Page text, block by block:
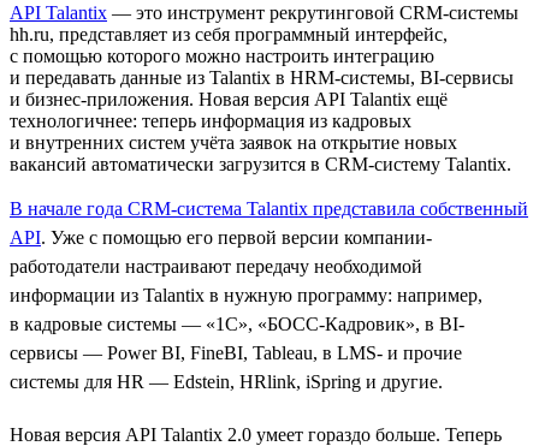
API Talantix — это инструмент рекрутинговой СRM-системы
hh.ru, представляет из себя программный интерфейс,
с помощью которого можно настроить интеграцию
и передавать данные из Talantix в HRM-системы, BI-сервисы
и бизнес-приложения. Новая версия API Talantix ещё
технологичнее: теперь информация из кадровых
и внутренних систем учёта заявок на открытие новых
вакансий автоматически загрузится в CRM-систему Talantix.
В начале года CRM-система Talantix представила собственный
API. Уже с помощью его первой версии компании-
работодатели настраивают передачу необходимой
информации из Talantix в нужную программу: например,
в кадровые системы — «1С», «БОСС-Кадровик», в BI-
сервисы — Power BI, FineBI, Tableau, в LMS- и прочие
системы для HR — Edstein, HRlink, iSpring и другие.
Новая версия API Talantix 2.0 умеет гораздо больше. Теперь